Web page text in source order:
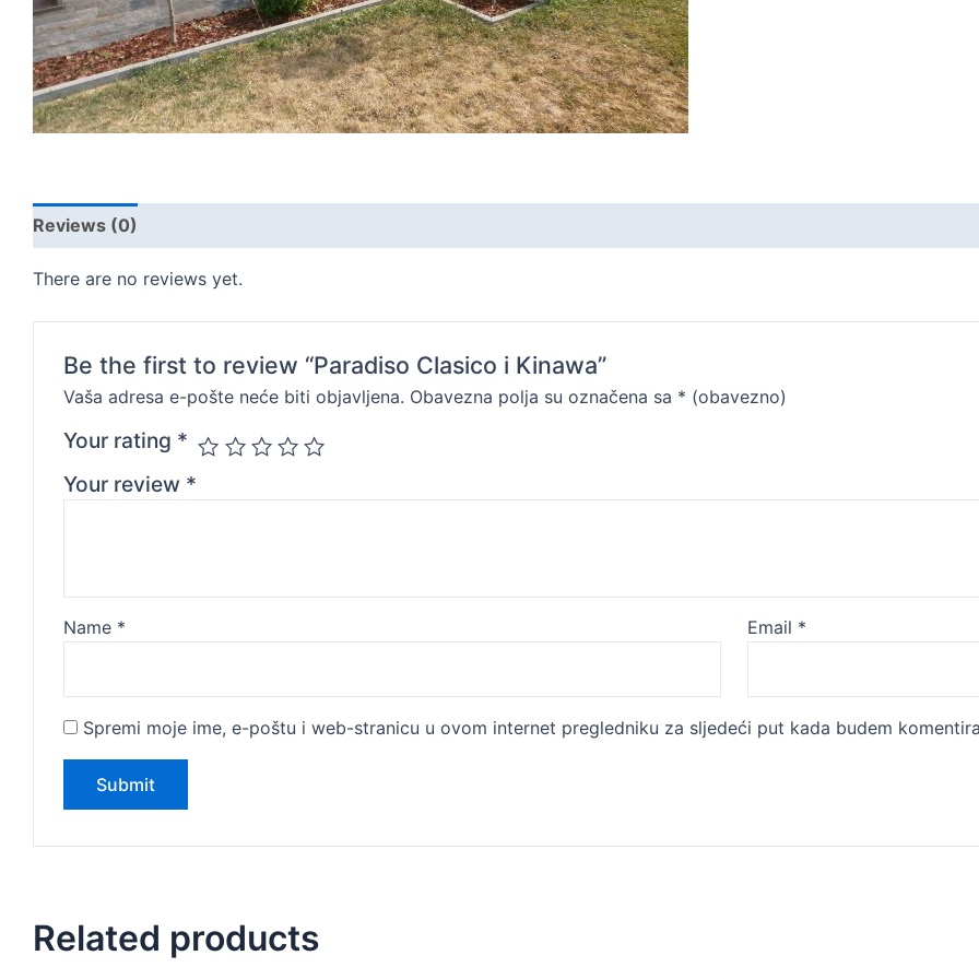
Reviews (0)
There are no reviews yet.
Be the first to review “Paradiso Clasico i Kinawa”
Vaša adresa e-pošte neće biti objavljena. Obavezna polja su označena sa * (obavezno)
Your rating *
Your review *
Name * Email *
Spremi moje ime, e-poštu i web-stranicu u ovom internet pregledniku za sljedeći put kada budem
Related products